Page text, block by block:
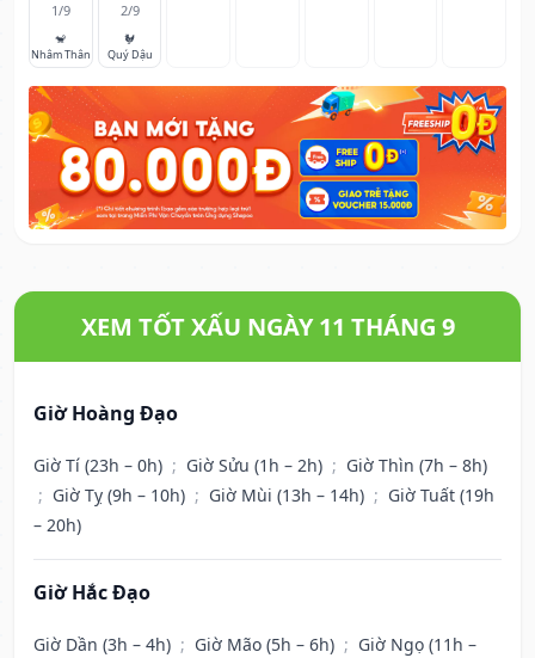
1/9
🐒
Nhâm Thân
2/9
🐓
Quý Dậu
XEM TỐT XẤU NGÀY 11 THÁNG 9
Giờ Hoàng Đạo
Giờ Tí (23h – 0h) ; Giờ Sửu (1h – 2h) ; Giờ Thìn (7h – 8h)
; Giờ Tỵ (9h – 10h) ; Giờ Mùi (13h – 14h) ; Giờ Tuất (19h
– 20h)
Giờ Hắc Đạo
Giờ Dần (3h – 4h) ; Giờ Mão (5h – 6h) ; Giờ Ngọ (11h –